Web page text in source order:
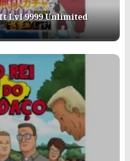
Lvl 9999 Unlimited